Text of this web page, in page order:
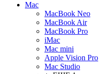
Mac
MacBook Neo
MacBook Air
MacBook Pro
iMac
Mac mini
Apple Vision Pro
Mac Studio